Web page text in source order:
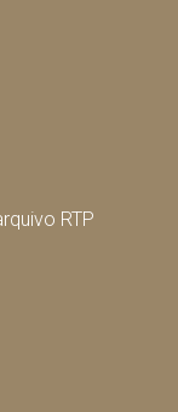
RTP